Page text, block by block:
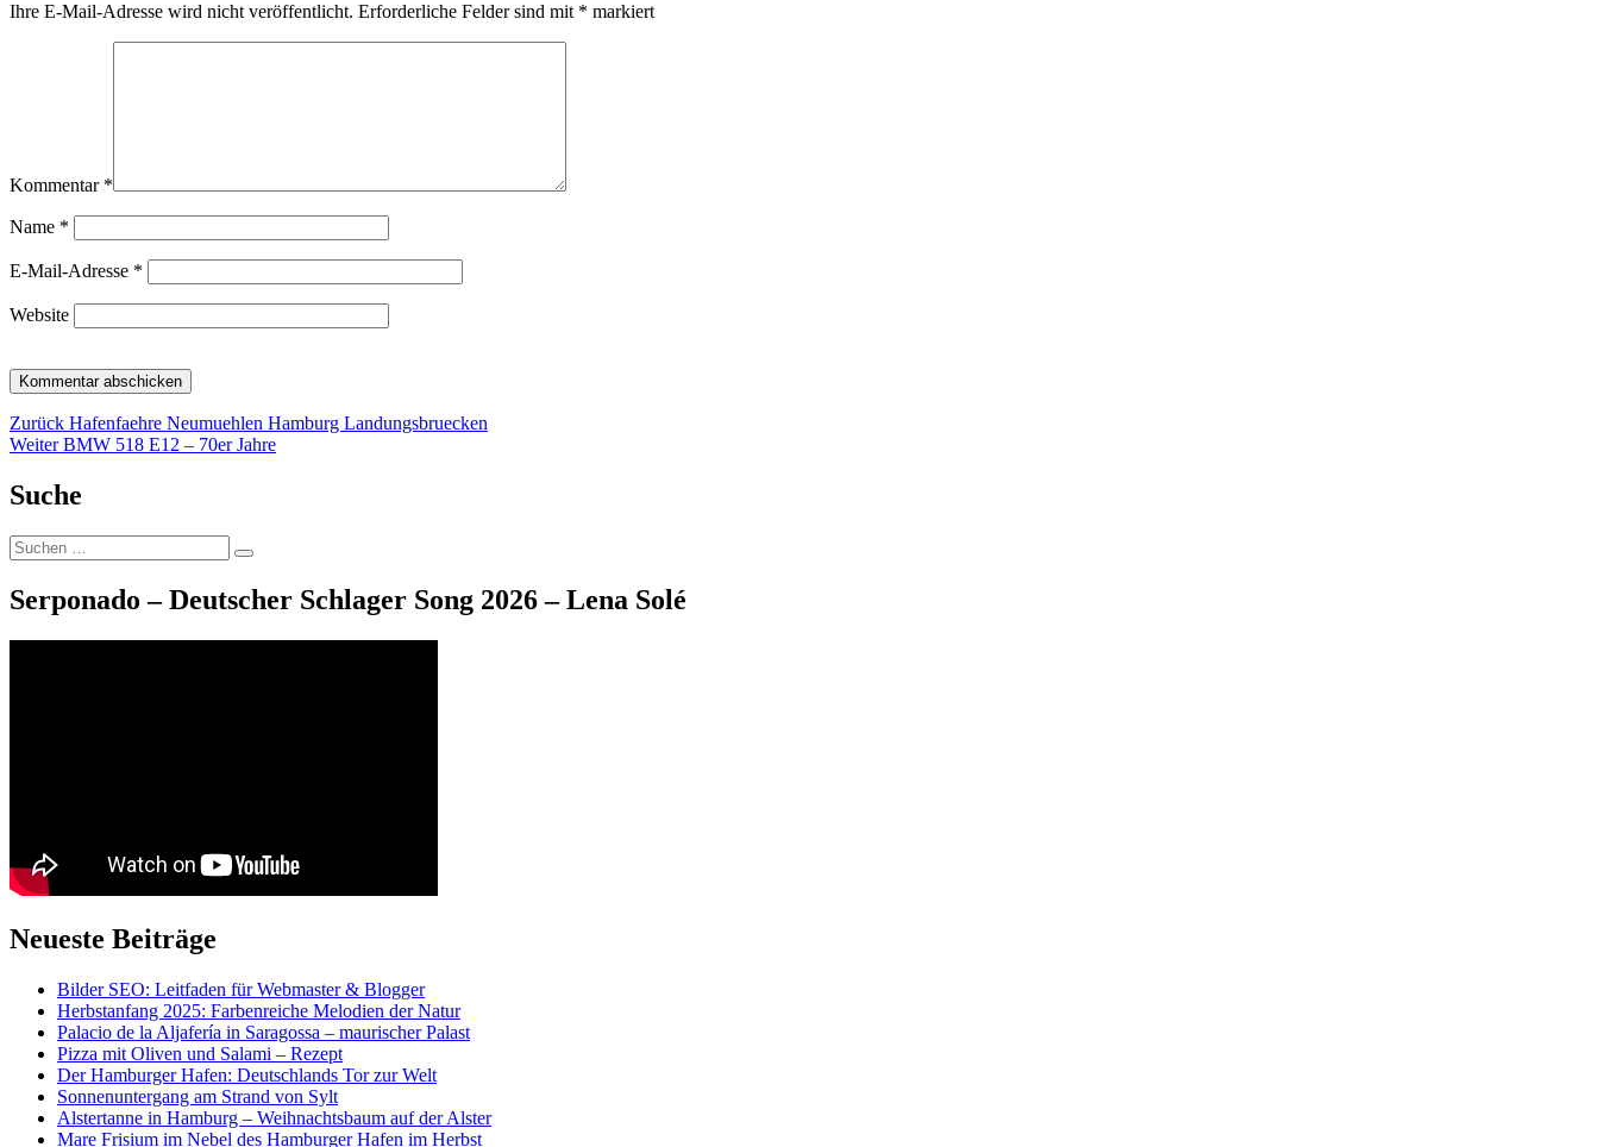
Ihre E-Mail-Adresse wird nicht veröffentlicht. Erforderliche Felder sind mit * markiert
Kommentar *
Name *
E-Mail-Adresse *
Website
Beitragsnavigation
Zurück Vorheriger
Beitrag:
Hafenfaehre Neumuehlen Hamburg Landungsbruecken
Weiter Nächster
BMW 518 E12 – 70er Jahre
Suche
Suche
nach:
Suchen
Serponado – Deutscher Schlager Song 2026 – Lena Solé
Neueste Beiträge
Bilder SEO: Leitfaden für Webmaster & Blogger
Herbstanfang 2025: Farbenreiche Melodien der Natur
Palacio de la Aljafería in Saragossa – maurischer Palast
Pizza mit Oliven und Salami – Rezept
Der Hamburger Hafen: Deutschlands Tor zur Welt
Sonnenuntergang am Strand von Sylt
Alstertanne in Hamburg – Weihnachtsbaum auf der Alster
Mare Frisium im Nebel des Hamburger Hafen im Herbst